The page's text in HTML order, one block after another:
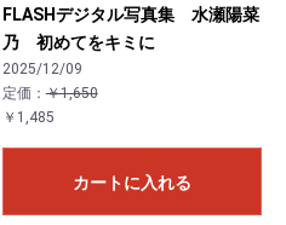
FLASHデジタル写真集 水瀬陽菜
乃 初めてをキミに
2025/12/09
定価：￥1,650
￥1,485
カートに入れる